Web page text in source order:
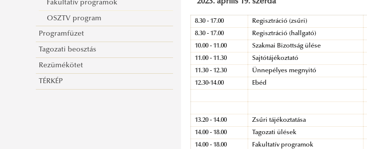
Fakultatív programok
OSZTV program
Programfüzet
Tagozati beosztás
Rezümékötet
TÉRKÉP
2023. április 19. szerda
8.30 - 17.00 Regisztráció (zsűri)
8.30 - 17.00 Regisztráció (hallgató)
10.00 - 11.00 Szakmai Bizottság ülése
11.00 - 11.30 Sajtótájékoztató
11.30 - 12.30 Ünnepélyes megnyitó
12.30-14.00 Ebéd
13.20 - 14.00 Zsűri tájékoztatása
14.00 - 18.00 Tagozati ülések
14.00 - 18.00 Fakultatív programok